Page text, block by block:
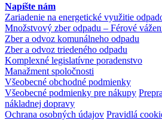
Napíšte nám
Zariadenie na energetické využitie
Množstvový zber odpadu – Férové
Zber a odvoz komunálneho odpadu
Zber a odvoz triedeného odpadu
Komplexné legislatívne poradenstvo
Manažment spoločnosti
Všeobecné obchodné podmienky
Všeobecné podmienky pre nákupy
nákladnej dopravy
Ochrana osobných údajov Pravidlá